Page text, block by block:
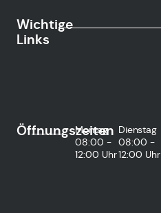
Wichtige
Links
Öffnungszeiten
Montag
08:00 -
12:00 Uhr
Dienstag
08:00 -
12:00 Uhr